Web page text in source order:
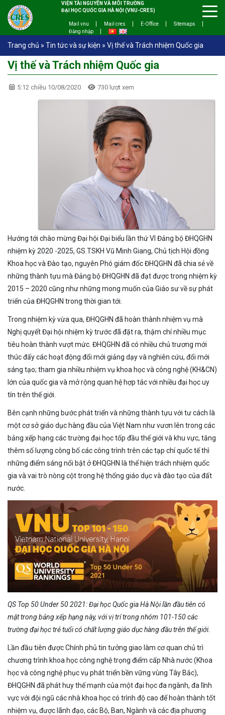
VIỆN TÀI NGUYÊN VÀ MÔI TRƯỜNG
ĐẠI HỌC QUỐC GIA HÀ NỘI (VNU-CRES)
Mail vnu Mail cres E-Office
Sitemaps
Đăng nhập
Trang chủ » Tin tức và sự kiện » Vị thế và Trách nhiệm Quốc gia
Vị thế và Trách nhiệm Quốc gia
5:12 chiều 10/08/2020 730 lượt xem
Hướng tới chào mừng Đại hội Đại biểu lần thứ VI Đảng bộ ĐHQGHN
nhiệm kỳ 2020 -2025, GS.TSKH Vũ Minh Giang, Chủ tịch Hội đồng
Khoa học và Đào tạo, nguyên Phó giám đốc ĐHQGHN đã chia sẻ về
những thành tựu mà Đảng bộ ĐHQGHN đã đạt được trong nhiệm kỳ
2015 – 2020 cũng như những mong muốn của Giáo sư về sự phát
triển của ĐHQGHN trong thời gian tới.
Trong nhiệm kỳ vừa qua, ĐHQGHN đã hoàn thành nhiệm vụ mà
Nghị quyết Đại hội nhiệm kỳ trước đã đặt ra, thậm chí nhiều mục
tiêu hoàn thành vượt mức. ĐHQGHN đã có nhiều chủ trương mới
thúc đẩy các hoạt động đổi mới giảng dạy và nghiên cứu, đổi mới
sáng tạo; tham gia nhiều nhiệm vụ khoa học và công nghệ (KH&CN)
lớn của quốc gia và mở rộng quan hệ hợp tác với nhiều đại học uy
tín trên thế giới.
Bên cạnh những bước phát triển và những thành tựu với tư cách là
một cơ sở giáo dục hàng đầu của Việt Nam như vươn lên trong các
bảng xếp hạng các trường đại học tốp đầu thế giới và khu vực, tăng
thêm số lượng công bố các công trình trên các tạp chí quốc tế thì
những điểm sáng nổi bật ở ĐHQGHN là thể hiện trách nhiệm quốc
gia và vai trò nòng cột trong hệ thống giáo dục và đào tạo của đất
nước.
QS Top 50 Under 50 2021: Đại học Quốc gia Hà Nội lần đầu tiên có
mặt trong bảng xếp hạng này, với vị trí trong nhóm 101-150 các
trường đại học trẻ tuổi có chất lượng giáo dục hàng đầu trên thế giới.
Lần đầu tiên được Chính phủ tin tưởng giao làm cơ quan chủ trì
chương trình khoa học công nghệ trọng điểm cấp Nhà nước (Khoa
học và công nghệ phục vụ phát triển bền vững vùng Tây Bắc),
ĐHQGHN đã phát huy thế mạnh của một đại học đa ngành, đa lĩnh
vực với đội ngũ các nhà khoa học có trình độ cao để hoàn thành tốt
nhiệm vụ, được lãnh đạo, các Bộ, Ban, Ngành và các địa phương